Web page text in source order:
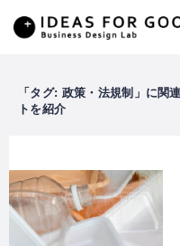
タグ: 政策・法規制